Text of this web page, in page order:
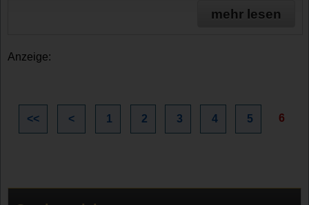
mehr lesen
Anzeige:
<< < 1 2 3 4 5 6